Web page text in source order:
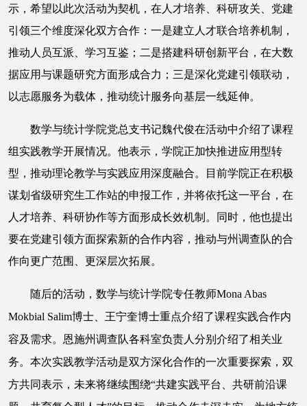
示，希望以此次活动为契机，在人才培养、科研攻关、党建
引领三个维度深化双方合作：一是建立人才联合培养机制，
推动人员互派、学习互鉴；二是搭建科研创新平台，在大数
据应用与课题研究方面形成合力；三是深化党建引领联动，
以志愿服务为载体，推动统计服务向基层一线延伸。
数学与统计学院党总支书记魏代俊在活动中介绍了课程
组实践教学开展情况。他表示，学院正加快推进应用型转
型，推动理论教学与实践应用深度融合。目前学院正在积极
谋划省级研究生工作站的申报工作，并将依托这一平台，在
人才培养、科研协作等方面形成长效机制。同时，他也提出
要在党建引领方面探索新的合作内容，推动与州调查队的合
作向更广范围、更深层次拓展。
随后的活动，数学与统计学院专任教师Mona Abas
Mokbial Salim博士、王宁奎博士重点介绍了课程实践合作内
容及需求。恩施州调查队各科室负责人分别介绍了相关业
务。本次实践教学活动是双方深化合作的一次重要探索，双
方共同表示，未来将继续围绕“共建实践平台、共研前沿课